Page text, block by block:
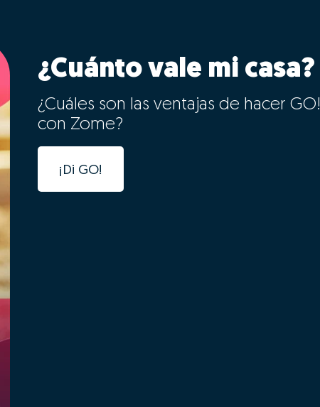
¿Cuánto vale mi casa?
¿Cuáles son las ventajas de hacer GO!
con Zome?
¡Di GO!